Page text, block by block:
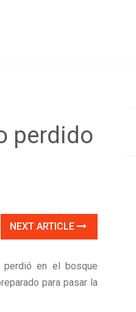
perdido
NEXT ARTICLE
en el bosque
para pasar la